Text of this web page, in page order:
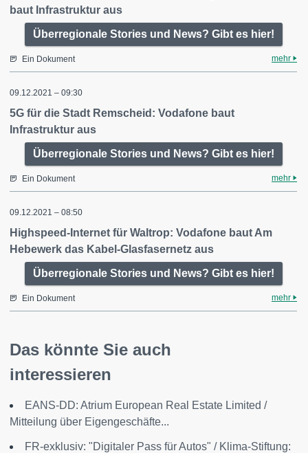
baut Infrastruktur aus
Überregionale Stories und News? Gibt es hier!
Ein Dokument mehr
09.12.2021 – 09:30
5G für die Stadt Remscheid: Vodafone baut
Infrastruktur aus
Überregionale Stories und News? Gibt es hier!
Ein Dokument mehr
09.12.2021 – 08:50
Highspeed-Internet für Waltrop: Vodafone baut Am
Hebewerk das Kabel-Glasfasernetz aus
Überregionale Stories und News? Gibt es hier!
Ein Dokument mehr
Das könnte Sie auch
interessieren
EANS-DD: Atrium European Real Estate Limited /
Mitteilung über Eigengeschäfte...
FR-exklusiv: "Digitaler Pass für Autos" / Klima-Stiftung: